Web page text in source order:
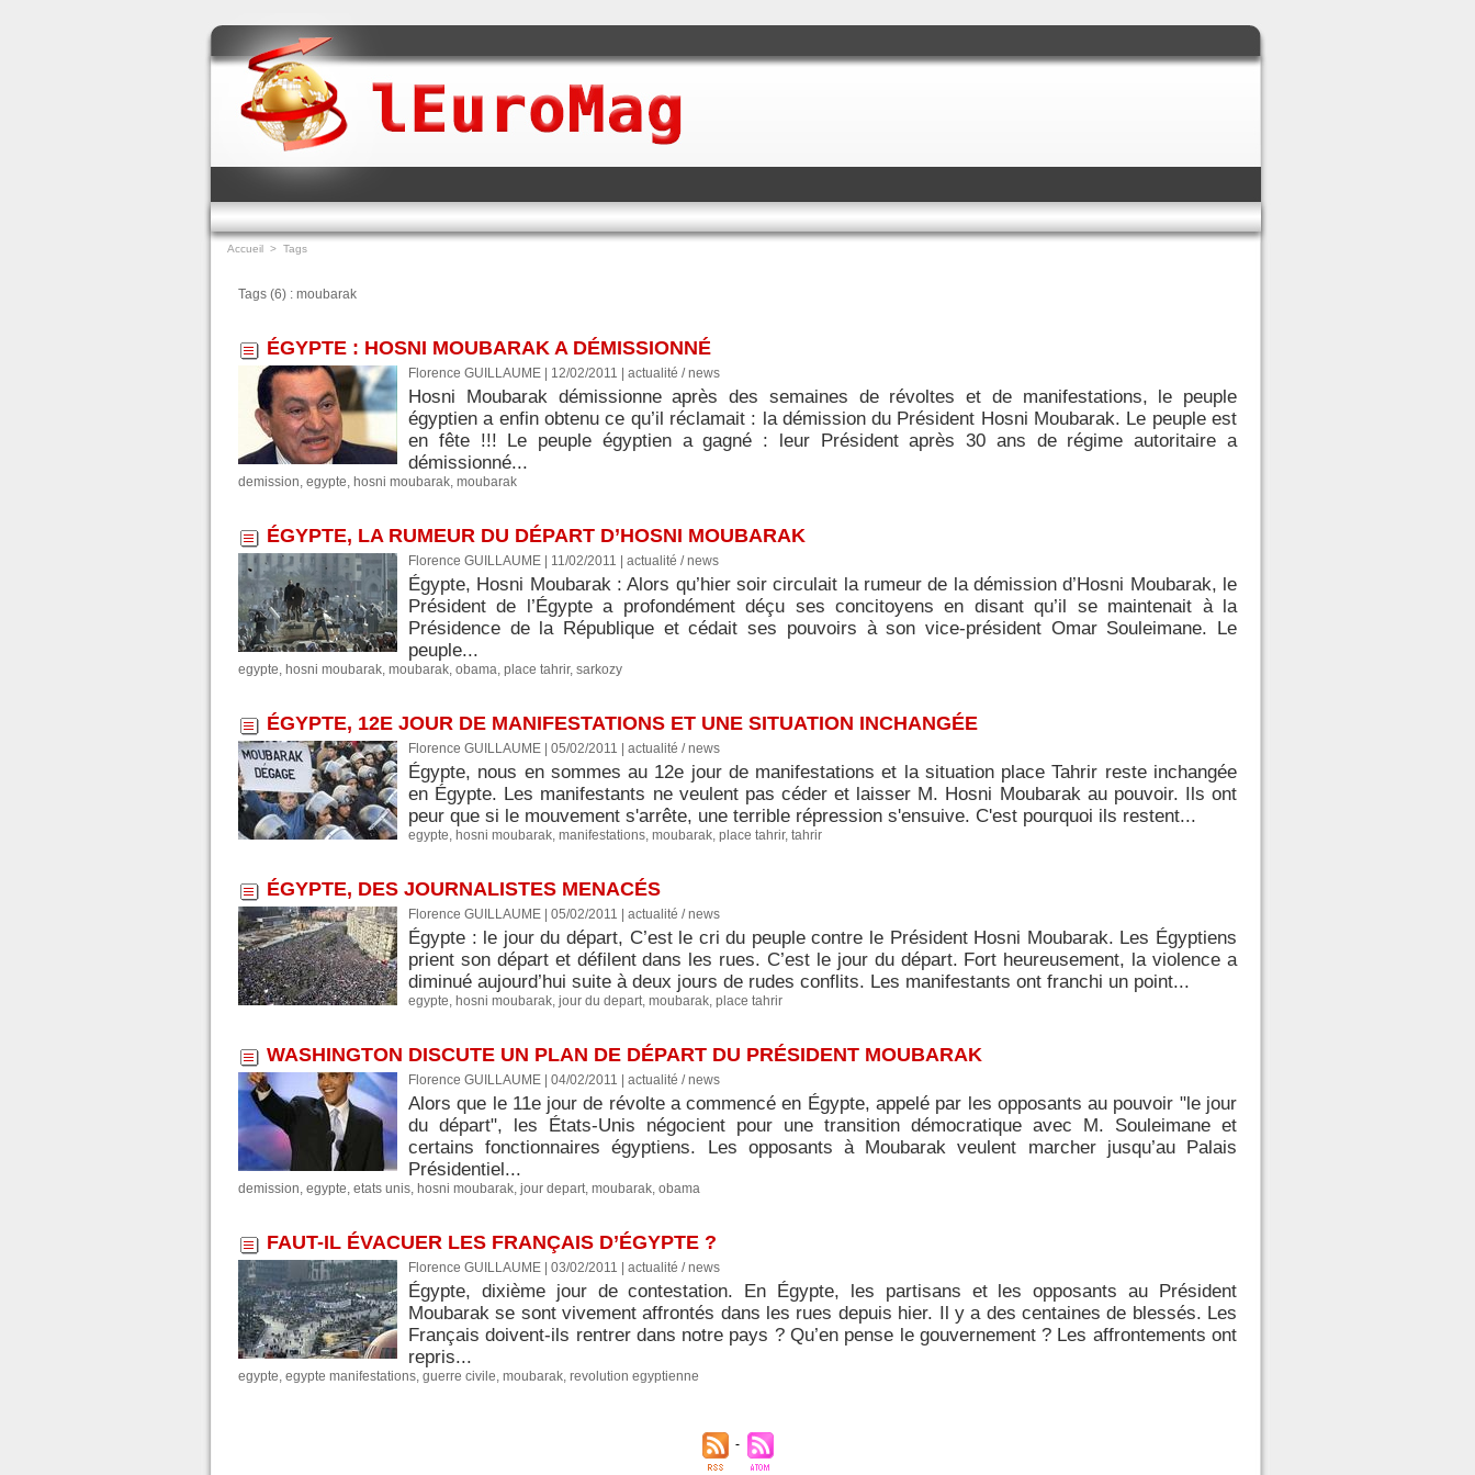
Accueil > Tags
Tags (6) : moubarak
ÉGYPTE : HOSNI MOUBARAK A DÉMISSIONNÉ
Florence GUILLAUME | 12/02/2011 actualité / news
Hosni Moubarak démissionne après des semaines de révoltes et de manifestations, le peuple
égyptien a enfin obtenu ce qu’il réclamait : la démission du Président Hosni Moubarak. Le peuple est
en fête !!! Le peuple égyptien a gagné : leur Président après 30 ans de régime autoritaire a
démissionné...
demission, egypte, hosni moubarak, moubarak
ÉGYPTE, LA RUMEUR DU DÉPART D’HOSNI MOUBARAK
Florence GUILLAUME | 11/02/2011 actualité / news
Égypte, Hosni Moubarak : Alors qu’hier soir circulait la rumeur de la démission d’Hosni Moubarak, le
Président de l’Égypte a profondément déçu ses concitoyens en disant qu’il se maintenait à la
Présidence de la République et cédait ses pouvoirs à son vice-président Omar Souleimane. Le
peuple...
egypte, hosni moubarak, moubarak, obama, place tahrir, sarkozy
ÉGYPTE, 12E JOUR DE MANIFESTATIONS ET UNE SITUATION INCHANGÉE
Florence GUILLAUME | 05/02/2011 actualité / news
Égypte, nous en sommes au 12e jour de manifestations et la situation place Tahrir reste inchangée
en Égypte. Les manifestants ne veulent pas céder et laisser M. Hosni Moubarak au pouvoir. Ils ont
peur que si le mouvement s'arrête, une terrible répression s'ensuive. C'est pourquoi ils restent...
egypte, hosni moubarak, manifestations, moubarak, place tahrir, tahrir
ÉGYPTE, DES JOURNALISTES MENACÉS
Florence GUILLAUME | 05/02/2011 actualité / news
Égypte : le jour du départ, C’est le cri du peuple contre le Président Hosni Moubarak. Les Égyptiens
prient son départ et défilent dans les rues. C’est le jour du départ. Fort heureusement, la violence a
diminué aujourd’hui suite à deux jours de rudes conflits. Les manifestants ont franchi un point...
egypte, hosni moubarak, jour du depart, moubarak, place tahrir
WASHINGTON DISCUTE UN PLAN DE DÉPART DU PRÉSIDENT MOUBARAK
Florence GUILLAUME | 04/02/2011 actualité / news
Alors que le 11e jour de révolte a commencé en Égypte, appelé par les opposants au pouvoir "le jour
du départ", les États-Unis négocient pour une transition démocratique avec M. Souleimane et
certains fonctionnaires égyptiens. Les opposants à Moubarak veulent marcher jusqu’au Palais
Présidentiel...
demission, egypte, etats unis, hosni moubarak, jour depart, moubarak, obama
FAUT-IL ÉVACUER LES FRANÇAIS D’ÉGYPTE ?
Florence GUILLAUME | 03/02/2011 actualité / news
Égypte, dixième jour de contestation. En Égypte, les partisans et les opposants au Président
Moubarak se sont vivement affrontés dans les rues depuis hier. Il y a des centaines de blessés. Les
Français doivent-ils rentrer dans notre pays ? Qu’en pense le gouvernement ? Les affrontements ont
repris...
egypte, egypte manifestations, guerre civile, moubarak, revolution egyptienne